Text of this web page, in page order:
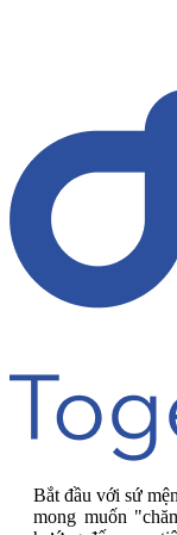
Bắt đầu với sứ
mong muốn